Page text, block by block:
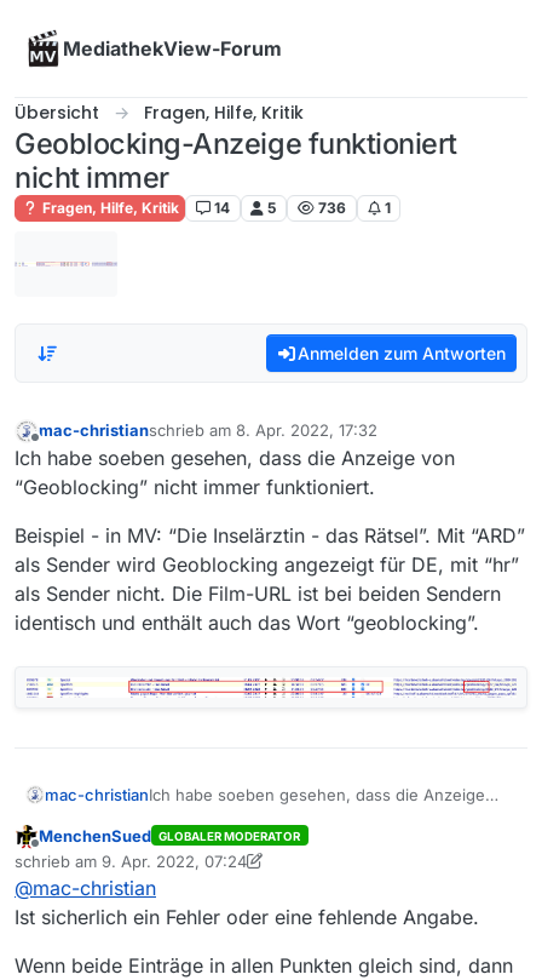
MediathekView-Forum
Übersicht Fragen, Hilfe, Kritik
Geoblocking-Anzeige funktioniert
nicht immer
Fragen, Hilfe, Kritik 14 5 736 1
Anmelden zum Antworten
Offline
mac-christianschrieb am 8. Apr. 2022, 17:32
zuletzt editiert von
Ich habe soeben gesehen, dass die Anzeige von
“Geoblocking” nicht immer funktioniert.
Beispiel - in MV: “Die Inselärztin - das Rätsel”. Mit “ARD”
als Sender wird Geoblocking angezeigt für DE, mit “hr”
als Sender nicht. Die Film-URL ist bei beiden Sendern
identisch und enthält auch das Wort “geoblocking”.
mac-christianIch habe soeben gesehen, dass die Anzeige
Beispiel - in MV: “Die Inselärztin - das Rätsel”.
Mit “ARD” als Sender wird Geoblocking
angezeigt für DE, mit “hr” als Sender nicht. Die
Film-URL ist bei beiden Sendern identisch und
Offline
MenchenSued GLOBALER MODERATOR
schrieb am 9. Apr. 2022, 07:24
zuletzt editiert von MenchenSued
@mac-christian
Ist sicherlich ein Fehler oder eine fehlende Angabe.
Wenn beide Einträge in allen Punkten gleich sind, dann